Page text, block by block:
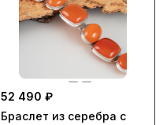
52 490 ₽
Браслет из серебра с